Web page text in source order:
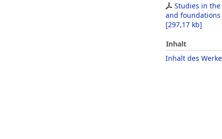
Studies in
and foundations
[297,17 kb]
Inhalt
Inhalt des